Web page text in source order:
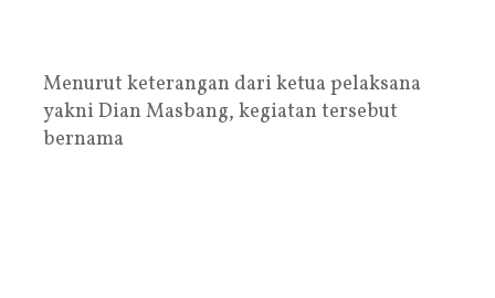
Menurut keterangan dari ketua pelaksana
yakni Dian Masbang, kegiatan tersebut
bernama